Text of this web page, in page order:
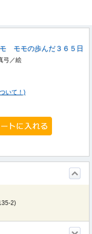
モモの歩んだ３６５日
弓／絵
いて！)
2)